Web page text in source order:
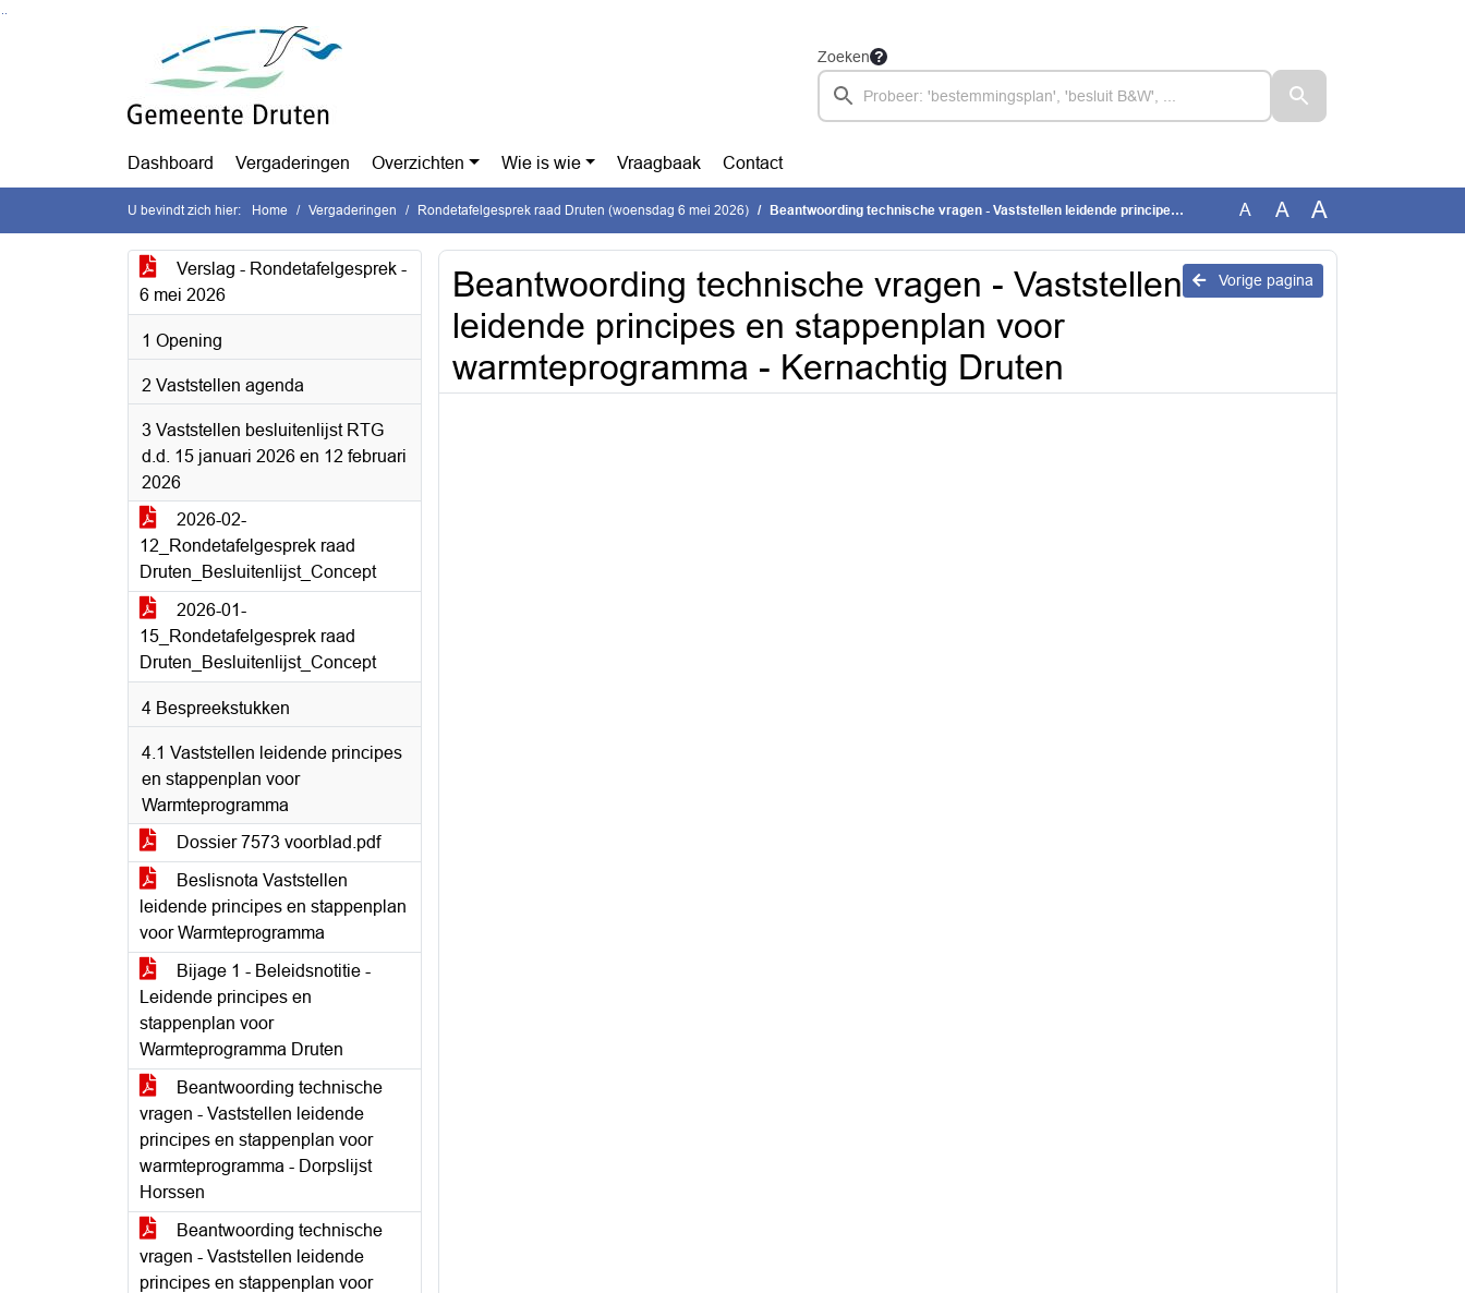
Ga naar de inhoud van deze pagina
Zoeken
Dashboard Vergaderingen Overzichten Wie is wie Vraagbaak Contact
U bevindt zich hier: Home Vergaderingen Rondetafelgesprek raad Druten (woensdag 6 mei 2026) Beantwoording technische vragen - Vaststellen leidende principes en stappenplan voor warmteprogramma - Kernachtig Druten A A A
Verslag - Rondetafelgesprek -
6 mei 2026
1 Opening
2 Vaststellen agenda
3 Vaststellen besluitenlijst RTG
d.d. 15 januari 2026 en 12 februari
2026
2026-02-
12_Rondetafelgesprek raad
Druten_Besluitenlijst_Concept
2026-01-
15_Rondetafelgesprek raad
Druten_Besluitenlijst_Concept
4 Bespreekstukken
4.1 Vaststellen leidende principes
en stappenplan voor
Warmteprogramma
Dossier 7573 voorblad.pdf
Beslisnota Vaststellen
leidende principes en stappenplan
voor Warmteprogramma
Bijage 1 - Beleidsnotitie -
Leidende principes en
stappenplan voor
Warmteprogramma Druten
Beantwoording technische
vragen - Vaststellen leidende
principes en stappenplan voor
warmteprogramma - Dorpslijst
Horssen
Beantwoording technische
vragen - Vaststellen leidende
principes en stappenplan voor
Vorige pagina
Beantwoording technische vragen - Vaststellen
leidende principes en stappenplan voor
warmteprogramma - Kernachtig Druten